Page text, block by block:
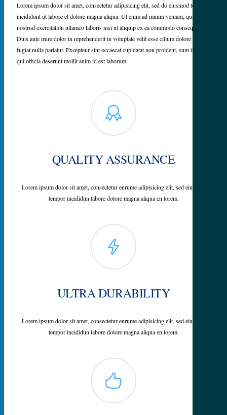
Lorem ipsum dolor sit amet, consectetur adipisicing elit, sed do eiusmod tempor
incididunt ut labore et dolore magna aliqua. Ut enim ad minim veniam, quis
nostrud exercitation ullamco laboris nisi ut aliquip ex ea commodo consequat.
Duis aute irure dolor in reprehenderit in voluptate velit esse cillum dolore eu
fugiat nulla pariatur. Excepteur sint occaecat cupidatat non proident, sunt in culpa
qui officia deserunt mollit anim id est laborum.
QUALITY ASSURANCE
Lorem ipsum dolor sit amet, consectetur enrume adipisicing elit, sed eiusmod
tempor incididun labore dolore magna aliqua en lorem.
ULTRA DURABILITY
Lorem ipsum dolor sit amet, consectetur enrume adipisicing elit, sed eiusmod
tempor incididun labore dolore magna aliqua en lorem.